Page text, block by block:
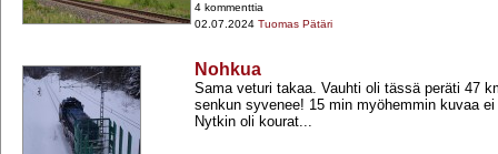
4 kommenttia
02.07.2024 Tuomas Pätäri
Nohkua
Sama veturi takaa. Vauhti oli tässä peräti 47
senkun syvenee! 15 min myöhemmin kuvaa
Nytkin oli kourat...